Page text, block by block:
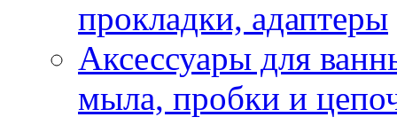
прокладки, адаптеры
Аксессуары для
мыла, пробки и